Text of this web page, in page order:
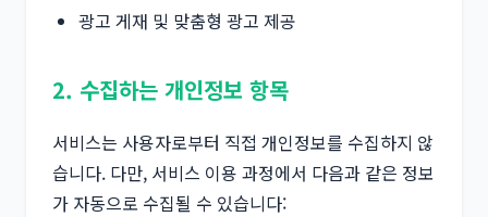
광고 게재 및 맞춤형 광고 제공
2. 수집하는 개인정보 항목
서비스는 사용자로부터 직접 개인정보를 수집하지 않
습니다. 다만, 서비스 이용 과정에서 다음과 같은 정보
가 자동으로 수집될 수 있습니다: